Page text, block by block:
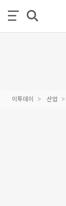
이투데이 산업